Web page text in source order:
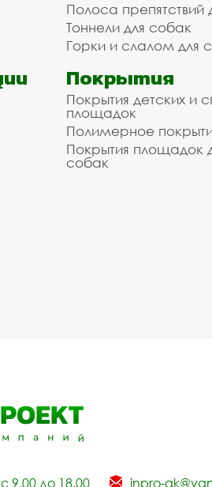
Полоса препятствий
Тоннели для собак
Горки и слалом для
Покрытия
Покрытия детских и
площадок
Полимерное
Покрытия площадок
собак
9.00 до 18.00 inpro-